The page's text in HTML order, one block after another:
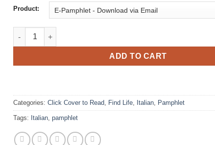
Product:
Goditi la vita ora, chiedimi come! - [Enjoy Life Now, Ask me
ADD TO CART
Categories: Click Cover to Read, Find Life, Italian, Pamphlet
Tags: Italian, pamphlet